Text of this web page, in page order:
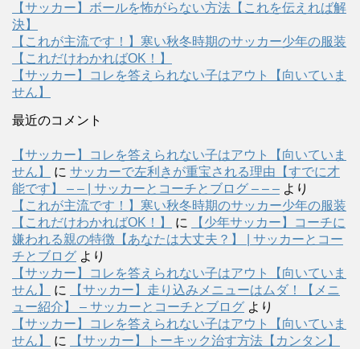
【サッカー】ボールを怖がらない方法【これを伝えれば解
決】
【これが主流です！】寒い秋冬時期のサッカー少年の服装
【これだけわかればOK！】
【サッカー】コレを答えられない子はアウト【向いていま
せん】
最近のコメント
【サッカー】コレを答えられない子はアウト【向いていま
せん】
に サッカーで左利きが重宝される理由【すでに才
能です】 – – | サッカーとコーチとブログ – – – より
【これが主流です！】寒い秋冬時期のサッカー少年の服装
【これだけわかればOK！】
に
【少年サッカー】コーチに
嫌われる親の特徴【あなたは大丈夫？】 | サッカーとコー
チとブログ より
【サッカー】コレを答えられない子はアウト【向いていま
せん】
に
【サッカー】走り込みメニューはムダ！【メニ
ュー紹介】 – サッカーとコーチとブログ より
【サッカー】コレを答えられない子はアウト【向いていま
せん】
に
【サッカー】トーキック治す方法【カンタン】